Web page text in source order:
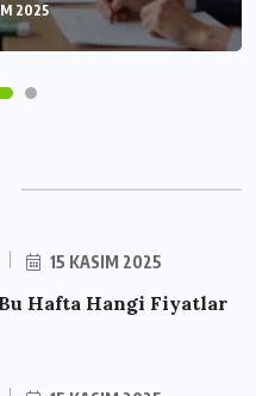
2025
15 KASIM 2025
Hafta Hangi Fiyatlar